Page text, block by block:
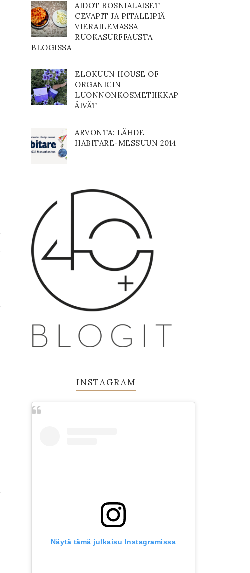
AIDOT BOSNIALAISET
CEVAPIT JA PITALEIPIÄ
VIERAILEMASSA
RUOKASURFFAUSTA
BLOGISSA
ELOKUUN HOUSE OF
ORGANICIN
LUONNONKOSMETIIKKAP
ÄIVÄT
ARVONTA: LÄHDE
HABITARE-MESSUUN 2014
INSTAGRAM
Näytä tämä julkaisu Instagramissa